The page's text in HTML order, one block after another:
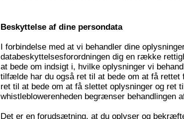
Beskyttelse af dine persondata
I forbindelse med at vi behandler dine
databeskyttelsesforordningen dig en række
at bede om indsigt i, hvilke oplysninger vi
tilfælde har du også ret til at bede om at få rettet
ret til at bede om at få slettet oplysninger og ret
whistleblowerenheden begrænser behandlingen
Det er en forudsætning, at du oplyser og